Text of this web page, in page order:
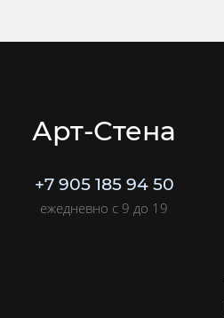
Арт-Стена
+7 905 185 94 50
ежедневно с 9 до 19